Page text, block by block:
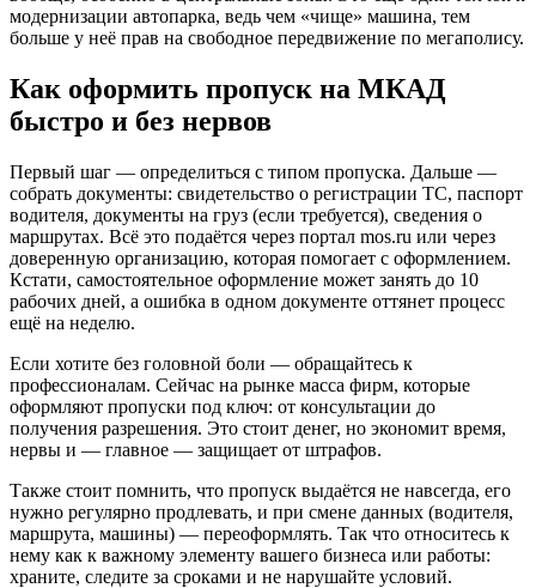
модернизации автопарка, ведь чем «чище» машина, тем
больше у неё прав на свободное передвижение по мегаполису.
Как оформить пропуск на МКАД
быстро и без нервов
Первый шаг — определиться с типом пропуска. Дальше —
собрать документы: свидетельство о регистрации ТС, паспорт
водителя, документы на груз (если требуется), сведения о
маршрутах. Всё это подаётся через портал mos.ru или через
доверенную организацию, которая помогает с оформлением.
Кстати, самостоятельное оформление может занять до 10
рабочих дней, а ошибка в одном документе оттянет процесс
ещё на неделю.
Если хотите без головной боли — обращайтесь к
профессионалам. Сейчас на рынке масса фирм, которые
оформляют пропуски под ключ: от консультации до
получения разрешения. Это стоит денег, но экономит время,
нервы и — главное — защищает от штрафов.
Также стоит помнить, что пропуск выдаётся не навсегда, его
нужно регулярно продлевать, и при смене данных (водителя,
маршрута, машины) — переоформлять. Так что относитесь к
нему как к важному элементу вашего бизнеса или работы:
храните, следите за сроками и не нарушайте условий.